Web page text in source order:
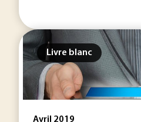
Livre blanc
Avril 2019